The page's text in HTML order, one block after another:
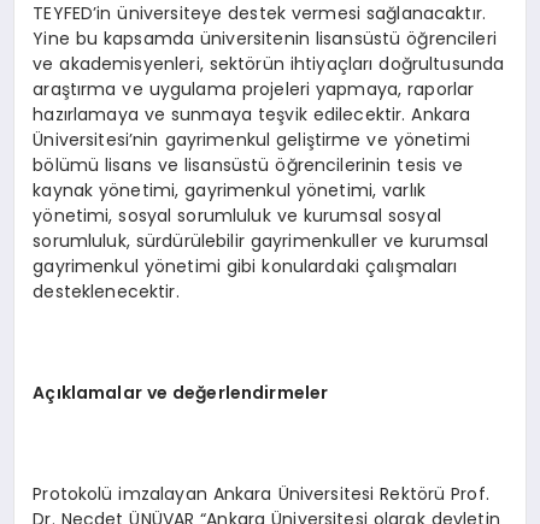
TEYFED’in üniversiteye destek vermesi sağlanacaktır.
Yine bu kapsamda üniversitenin lisansüstü öğrencileri
ve akademisyenleri, sektörün ihtiyaçları doğrultusunda
araştırma ve uygulama projeleri yapmaya, raporlar
hazırlamaya ve sunmaya teşvik edilecektir. Ankara
Üniversitesi’nin gayrimenkul geliştirme ve yönetimi
bölümü lisans ve lisansüstü öğrencilerinin tesis ve
kaynak yönetimi, gayrimenkul yönetimi, varlık
yönetimi, sosyal sorumluluk ve kurumsal sosyal
sorumluluk, sürdürülebilir gayrimenkuller ve kurumsal
gayrimenkul yönetimi gibi konulardaki çalışmaları
desteklenecektir.
Açıklamalar ve değerlendirmeler
Protokolü imzalayan Ankara Üniversitesi Rektörü Prof.